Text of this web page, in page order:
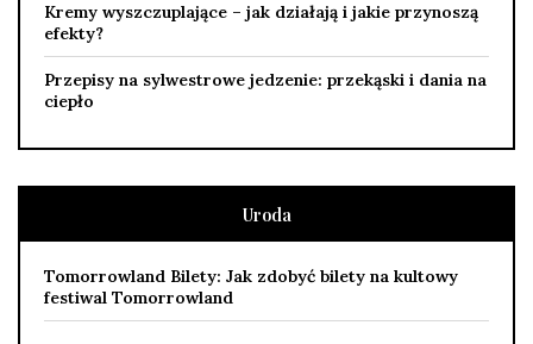
Kremy wyszczuplające – jak działają i jakie przynoszą
efekty?
Przepisy na sylwestrowe jedzenie: przekąski i dania na
ciepło
Uroda
Tomorrowland Bilety: Jak zdobyć bilety na kultowy
festiwal Tomorrowland